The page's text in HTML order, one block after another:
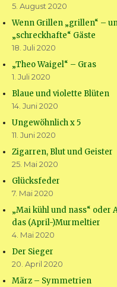
5. August 2020
Wenn Grillen „grillen“ –
„schreckhafte“ Gäste
18. Juli 2020
„Theo Waigel“ – Gras
1. Juli 2020
Blaue und violette Blüten
14. Juni 2020
Ungewöhnlich x 5
11. Juni 2020
Zigarren, Blut und Geister
25. Mai 2020
Glücksfeder
7. Mai 2020
„Mai kühl und nass“ oder
das (April-)Murmeltier
4. Mai 2020
Der Sieger
20. April 2020
März – Symmetrien